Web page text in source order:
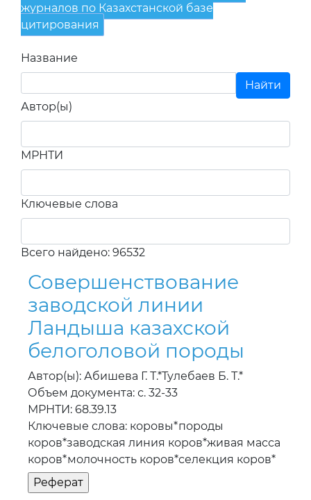
журналов по Казахстанской базе
цитирования
Название
Автор(ы)
МРНТИ
Ключевые слова
Всего найдено: 96532
Совершенствование
заводской линии
Ландыша казахской
белоголовой породы
Автор(ы): Абишева Г. Т.*Тулебаев Б. Т.*
Объем документа: с. 32-33
МРНТИ: 68.39.13
Ключевые слова: коровы*породы
коров*заводская линия коров*живая масса
коров*молочность коров*селекция коров*